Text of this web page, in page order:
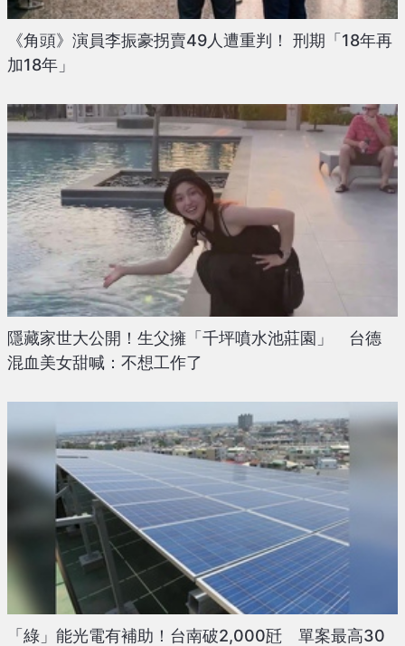
《角頭》演員李振豪拐賣49人遭重判！ 刑期「18年再
加18年」
隱藏家世大公開！生父擁「千坪噴水池莊園」 台德
混血美女甜喊：不想工作了
「綠」能光電有補助！台南破2,000瓩 單案最高30